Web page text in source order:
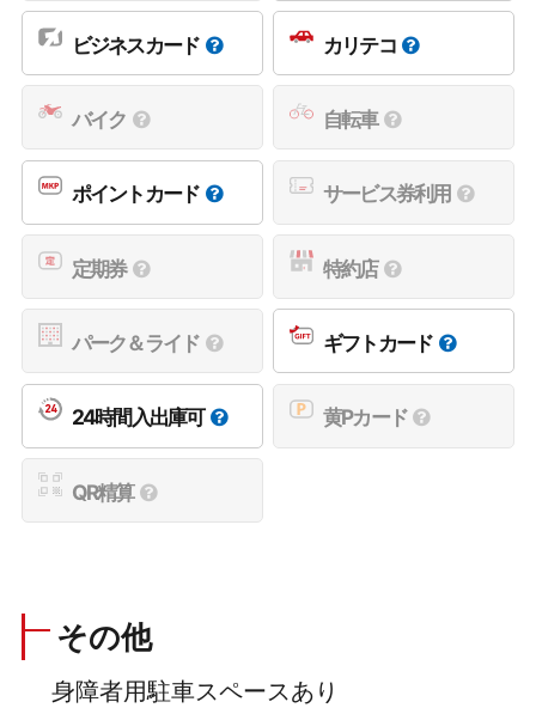
ビジネスカード カリテコ
バイク 自転車
ポイントカード サービス券利用
定期券 特約店
パーク＆ライド ギフトカード
24時間入出庫可 黄Pカード
QR精算
その他
身障者用駐車スペースあり